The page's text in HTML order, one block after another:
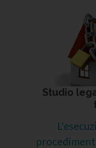
Studio